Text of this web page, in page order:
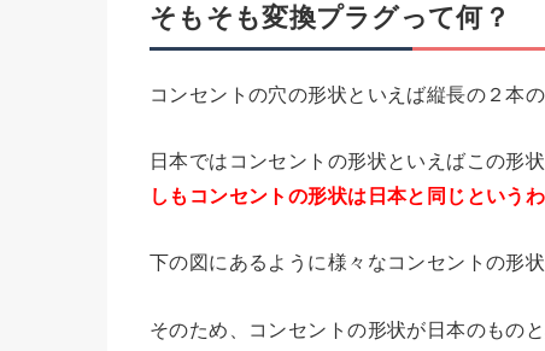
そもそも変換プラグって何？
コンセントの穴の形状といえば縦長の２本
日本ではコンセントの形状といえばこの形
しもコンセントの形状は日本と同じという
下の図にあるように様々なコンセントの形
そのため、コンセントの形状が日本のもの